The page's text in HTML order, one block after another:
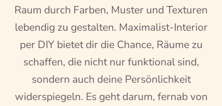
Raum durch Farben, Muster und Texturen
lebendig zu gestalten. Maximalist-Interior
per DIY bietet dir die Chance, Räume zu
schaffen, die nicht nur funktional sind,
sondern auch deine Persönlichkeit
widerspiegeln. Es geht darum, fernab von